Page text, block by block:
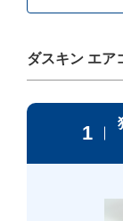
ダスキン エア
1